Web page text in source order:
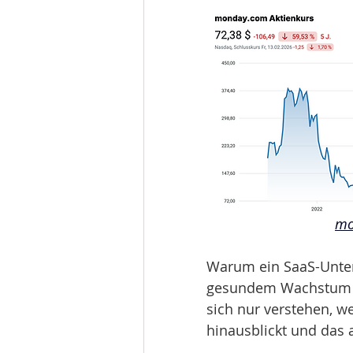
Warum ein SaaS-
gesundem
sich nur verstehen,
hinausblickt und das